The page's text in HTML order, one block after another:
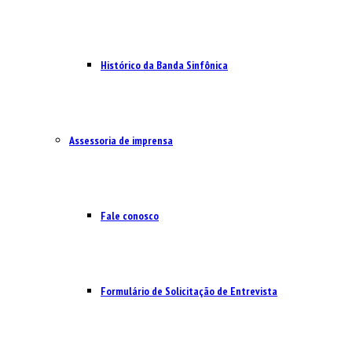
Histórico da Banda Sinfônica
Assessoria de imprensa
Fale conosco
Formulário de Solicitação de Entrevista